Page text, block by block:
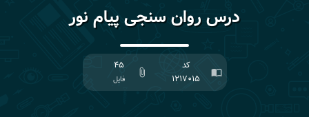
درس روان سنجی پیام نور
import_contacts
کد
۱۲۱۷۰۱۵
attach_file
۴۵
فایل